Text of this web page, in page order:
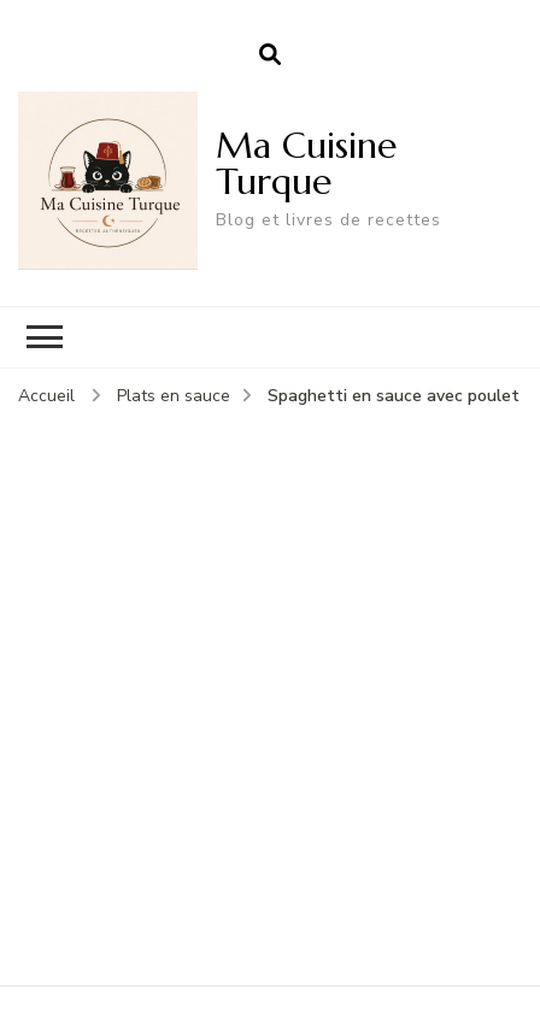
Ma Cuisine
Turque
Blog et livres de recettes
Accueil Plats en sauce Spaghetti en sauce avec poulet